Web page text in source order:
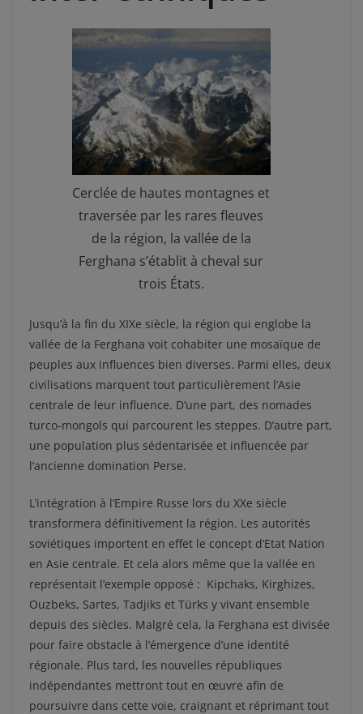
Cerclée de hautes montagnes et
traversée par les rares fleuves
de la région, la vallée de la
Ferghana s’établit à cheval sur
trois États.
Jusqu’à la fin du XIXe siècle, la région qui englobe la
vallée de la Ferghana voit cohabiter une mosaïque de
peuples aux influences bien diverses. Parmi elles, deux
civilisations marquent tout particulièrement l’Asie
centrale de leur influence. D’une part, des nomades
turco-mongols qui parcourent les steppes. D’autre part,
une population plus sédentarisée et influencée par
l’ancienne domination Perse.
L’intégration à l’Empire Russe lors du XXe siècle
transformera définitivement la région. Les autorités
soviétiques importent en effet le concept d’Etat Nation
en Asie centrale. Et cela alors même que la vallée en
représentait l’exemple opposé : Kipchaks, Kirghizes,
Ouzbeks, Sartes, Tadjiks et Türks y vivant ensemble
depuis des siècles. Malgré cela, la Ferghana est divisée
pour faire obstacle à l’émergence d’une identité
régionale. Plus tard, les nouvelles républiques
indépendantes mettront tout en œuvre afin de
poursuivre dans cette voie, craignant et réprimant tout